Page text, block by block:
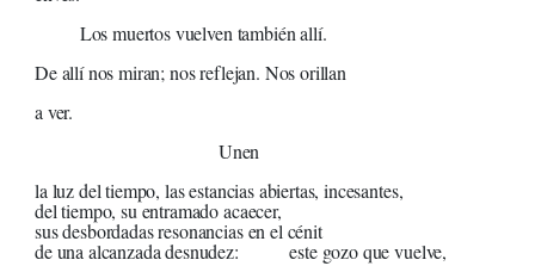
Los muertos vuelven también allí.
De allí nos miran; nos reflejan. Nos orillan
a ver.
Unen
la luz del tiempo, las estancias abiertas, incesantes,
del tiempo, su entramado acaecer,
sus desbordadas resonancias en el cénit
de una alcanzada desnudez: este gozo que vuelve,